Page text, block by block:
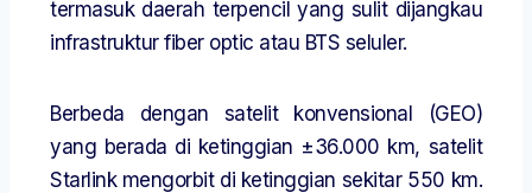
termasuk daerah terpencil yang sulit dijangkau
infrastruktur fiber optic atau BTS seluler.
Berbeda dengan satelit konvensional (GEO)
yang berada di ketinggian ±36.000 km, satelit
Starlink mengorbit di ketinggian sekitar 550 km.